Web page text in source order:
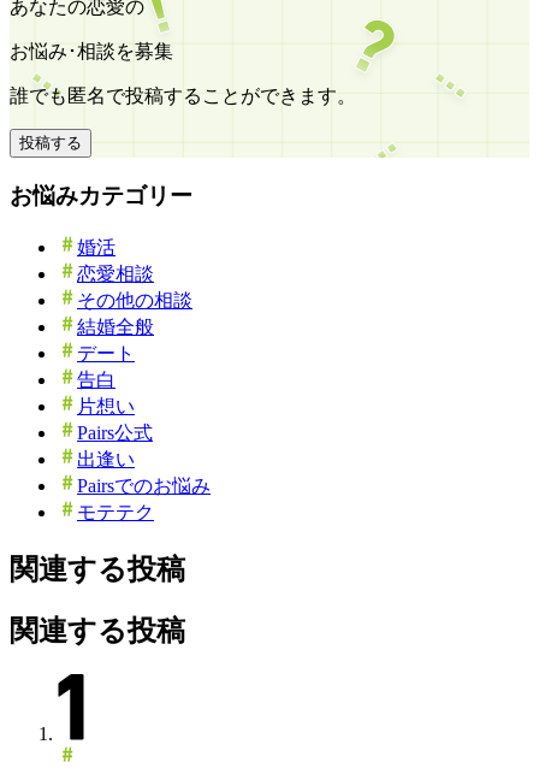
あなたの恋愛の
お悩み･相談を募集
誰でも匿名で投稿することができます。
投稿する
お悩みカテゴリー
婚活
恋愛相談
その他の相談
結婚全般
デート
告白
片想い
Pairs公式
出逢い
Pairsでのお悩み
モテテク
関連する投稿
関連する投稿